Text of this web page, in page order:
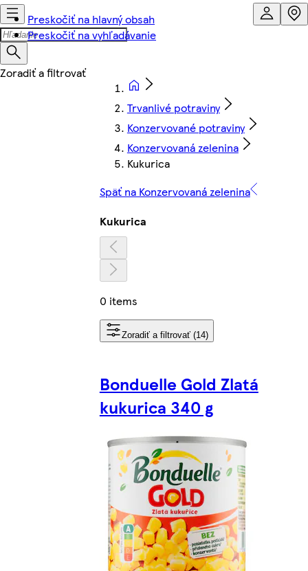
Preskočiť na hlavný obsah
Preskočiť na vyhľadávanie
Trvanlivé potraviny
Konzervované potraviny
Konzervovaná zelenina
Kukurica
Späť na Konzervovaná zelenina
Kukurica
0 items
Zoradiť a filtrovať (14)
Bonduelle Gold Zlatá
kukurica 340 g